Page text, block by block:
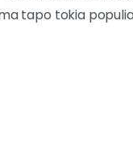
tapo tokia